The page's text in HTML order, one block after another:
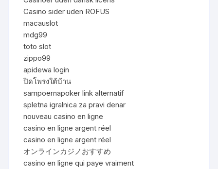
Casino sider uden ROFUS
macauslot
mdg99
toto slot
zippo99
apidewa login
ปิดโพรงใต้บ้าน
sampoernapoker link alternatif
spletna igralnica za pravi denar
nouveau casino en ligne
casino en ligne argent réel
casino en ligne argent réel
オンラインカジノおすすめ
casino en ligne qui paye vraiment